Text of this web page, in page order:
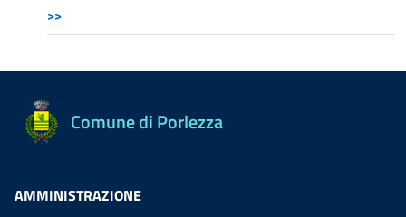
>>
Comune di Porlezza
AMMINISTRAZIONE